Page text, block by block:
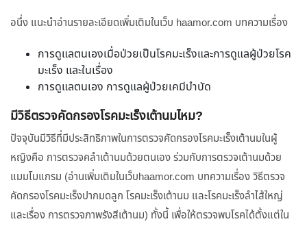
อนึ่ง แนะนำอ่านรายละเอียดเพิ่มเติมในเว็บ haamor.com บทความเรื่อง
การดูแลตนเองเมื่อป่วยเป็นโรคมะเร็งและการดูแลผู้ป่วยโรค
มะเร็ง และในเรื่อง
การดูแลตนเอง การดูแลผู้ป่วยเคมีบำบัด
มีวิธีตรวจคัดกรองโรคมะเร็งเต้านมไหม?
ปัจจุบันมีวิธีที่มีประสิทธิภาพในการตรวจคัดกรองโรคมะเร็งเต้านมในผู้
หญิงคือ การตรวจคลำเต้านมด้วยตนเอง ร่วมกับการตรวจเต้านมด้วย
แมมโมแกรม (อ่านเพิ่มเติมในเว็บhaamor.com บทความเรื่อง วิธีตรวจ
คัดกรองโรคมะเร็งปากมดลูก โรคมะเร็งเต้านม และโรคมะเร็งลำไส้ใหญ่
และเรื่อง การตรวจภาพรังสีเต้านม) ทั้งนี้ เพื่อให้ตรวจพบโรคได้ตั้งแต่ใน